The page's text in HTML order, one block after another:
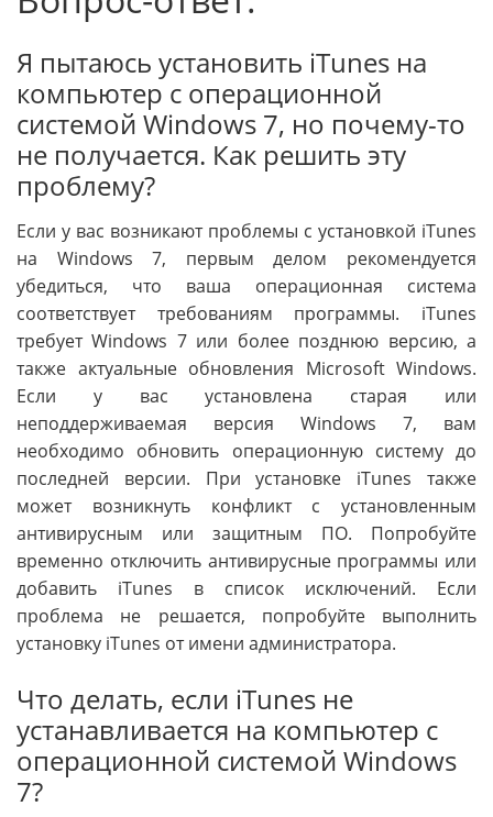
Я пытаюсь установить iTunes на
компьютер с операционной
системой Windows 7, но почему-то
не получается. Как решить эту
проблему?
Если у вас возникают проблемы с установкой iTunes
на Windows 7, первым делом рекомендуется
убедиться, что ваша операционная система
соответствует требованиям программы. iTunes
требует Windows 7 или более позднюю версию, а
также актуальные обновления Microsoft Windows.
Если у вас установлена старая или
неподдерживаемая версия Windows 7, вам
необходимо обновить операционную систему до
последней версии. При установке iTunes также
может возникнуть конфликт с установленным
антивирусным или защитным ПО. Попробуйте
временно отключить антивирусные программы или
добавить iTunes в список исключений. Если
проблема не решается, попробуйте выполнить
установку iTunes от имени администратора.
Что делать, если iTunes не
устанавливается на компьютер с
операционной системой Windows
7?